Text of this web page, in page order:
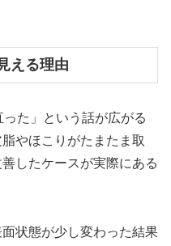
える理由
た」という話が広がる
やほこりがたまたま取
したケースが実際にある
状態が少し変わった結果